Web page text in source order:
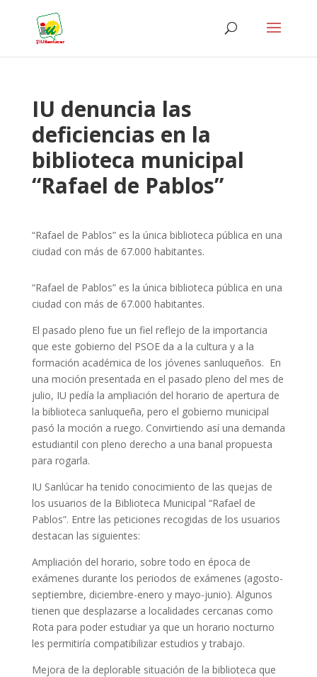
IU denuncia las
deficiencias en la
biblioteca municipal
“Rafael de Pablos”
“Rafael de Pablos” es la única biblioteca pública en una
ciudad con más de 67.000 habitantes.
“Rafael de Pablos” es la única biblioteca pública en una
ciudad con más de 67.000 habitantes.
El pasado pleno fue un fiel reflejo de la importancia
que este gobierno del PSOE da a la cultura y a la
formación académica de los jóvenes sanluqueños. En
una moción presentada en el pasado pleno del mes de
julio, IU pedía la ampliación del horario de apertura de
la biblioteca sanluqueña, pero el gobierno municipal
pasó la moción a ruego. Convirtiendo así una demanda
estudiantil con pleno derecho a una banal propuesta
para rogarla.
IU Sanlúcar ha tenido conocimiento de las quejas de
los usuarios de la Biblioteca Municipal “Rafael de
Pablos”. Entre las peticiones recogidas de los usuarios
destacan las siguientes:
Ampliación del horario, sobre todo en época de
exámenes durante los periodos de exámenes (agosto-
septiembre, diciembre-enero y mayo-junio). Algunos
tienen que desplazarse a localidades cercanas como
Rota para poder estudiar ya que un horario nocturno
les permitiría compatibilizar estudios y trabajo.
Mejora de la deplorable situación de la biblioteca que